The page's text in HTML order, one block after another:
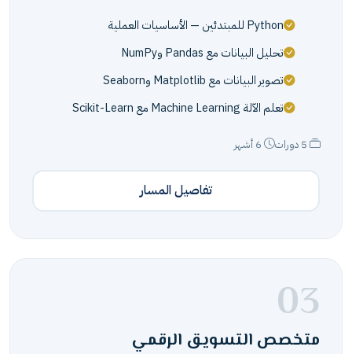
Python للمبتدئين — الأساسيات العملية
تحليل البيانات مع Pandas وNumPy
تصوير البيانات مع Matplotlib وSeaborn
تعلم الآلة Machine Learning مع Scikit-Learn
5 دورات 6 أشهر
تفاصيل المسار
03
متخصص التسويق الرقمي